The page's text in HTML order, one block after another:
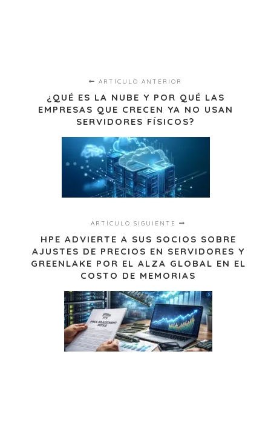
ARTÍCULO ANTERIOR
¿QUÉ ES LA NUBE Y POR QUÉ LAS
EMPRESAS QUE CRECEN YA NO USAN
SERVIDORES FÍSICOS?
ARTÍCULO SIGUIENTE
HPE ADVIERTE A SUS SOCIOS SOBRE
AJUSTES DE PRECIOS EN SERVIDORES Y
GREENLAKE POR EL ALZA GLOBAL EN EL
COSTO DE MEMORIAS